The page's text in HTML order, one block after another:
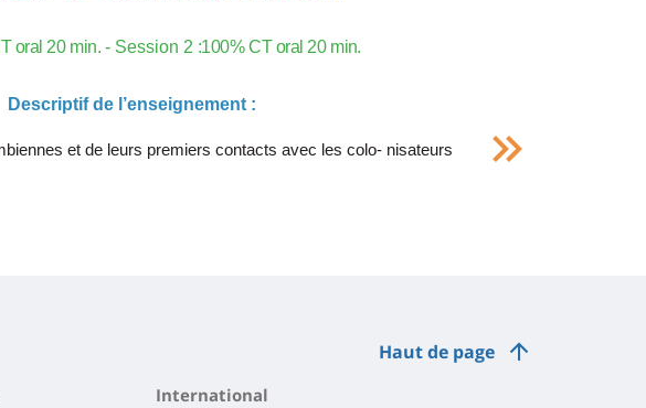
oral 20 min. - Session 2 :100% CT oral 20 min.
Descriptif de l’enseignement :
et de leurs premiers contacts avec les colo- nisateurs
Haut de page
International